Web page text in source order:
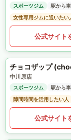
スポーツジム
駅から
女性専用ジムに通いたい
公式サイト
チョコザップ
中川原店
スポーツジム
駅から
隙間時間を活用したい人
公式サイト